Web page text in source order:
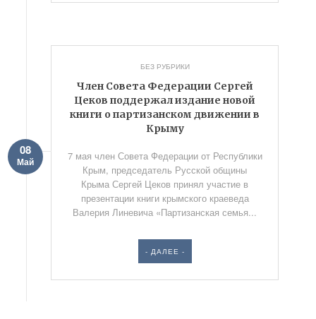
БЕЗ РУБРИКИ
Член Совета Федерации Сергей
Цеков поддержал издание новой
книги о партизанском движении в
Крыму
08
Май
7 мая член Совета Федерации от Республики
Крым, председатель Русской общины
Крыма Сергей Цеков принял участие в
презентации книги крымского краеведа
Валерия Линевича «Партизанская семья...
- ДАЛЕЕ -